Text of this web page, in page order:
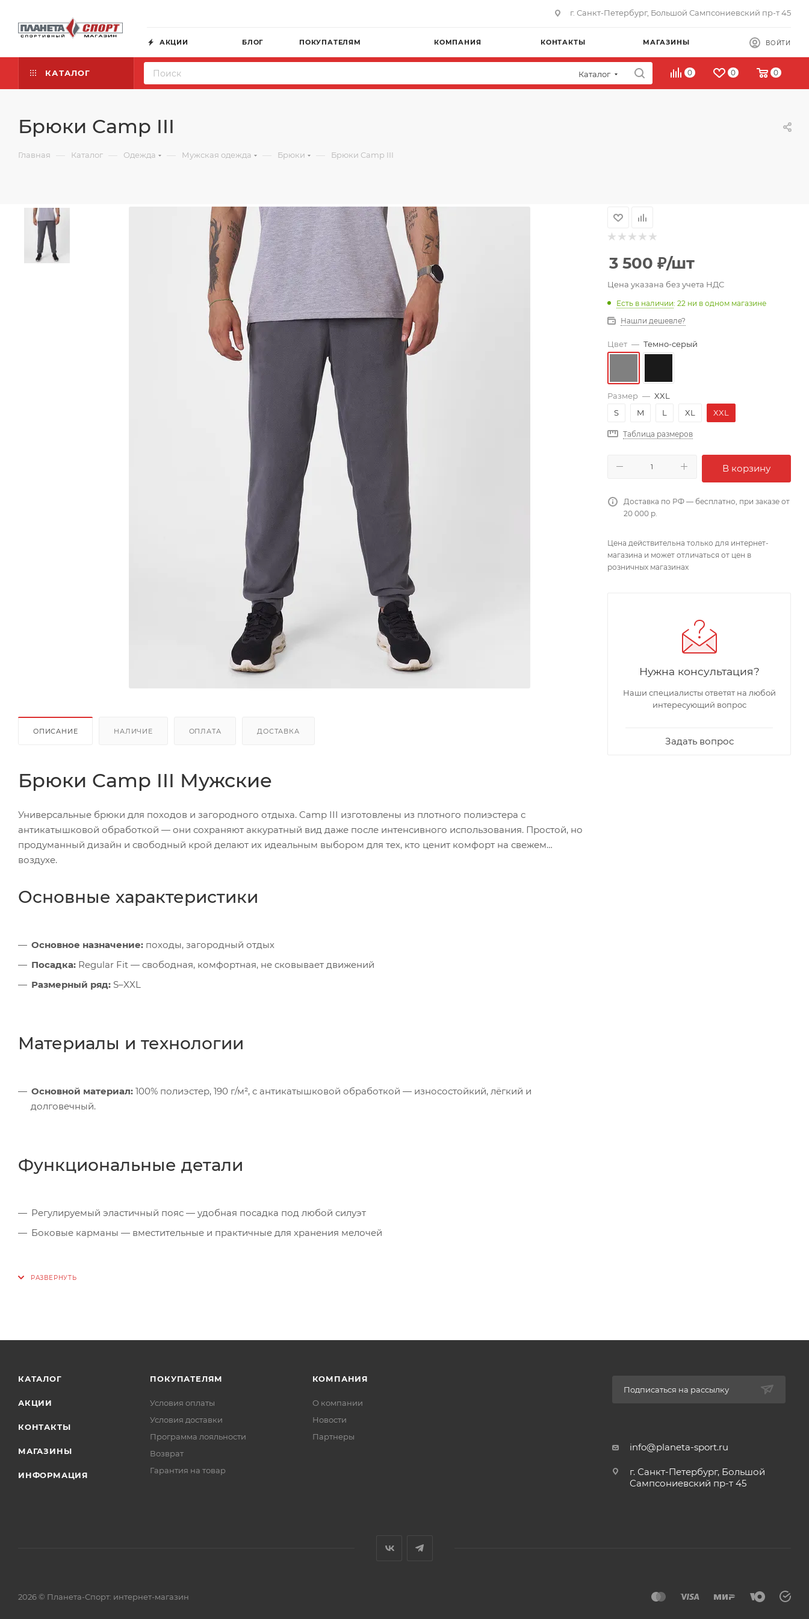
г. Санкт-Петербург, Большой Сампсониевский пр-т 45
АКЦИИ БЛОГ ПОКУПАТЕЛЯМ КОМПАНИЯ КОНТАКТЫ МАГАЗИНЫ ВОЙТИ
КАТАЛОГ Каталог 0 0 0
Брюки Camp III
Главная — Каталог — Одежда — Мужская одежда — Брюки — Брюки Camp III
ОПИСАНИЕ НАЛИЧИЕ ОПЛАТА ДОСТАВКА
Брюки Camp III Мужские
Универсальные брюки для походов и загородного отдыха. Camp III изготовлены из плотного полиэстера с
антикатышковой обработкой — они сохраняют аккуратный вид даже после интенсивного использования. Простой, но
продуманный дизайн и свободный крой делают их идеальным выбором для тех, кто ценит комфорт на свежем
воздухе.
Основные характеристики
Основное назначение: походы, загородный отдых
Посадка: Regular Fit — свободная, комфортная, не сковывает движений
Размерный ряд: S–XXL
Материалы и технологии
Основной материал: 100% полиэстер, 190 г/м², с антикатышковой обработкой — износостойкий, лёгкий и
долговечный.
Функциональные детали
Регулируемый эластичный пояс — удобная посадка под любой силуэт
Боковые карманы — вместительные и практичные для хранения мелочей
3 500 ₽/шт
Цена указана без учета НДС
Есть в наличии: 22 ни в одном магазине
Нашли дешевле?
Цвет — Темно-серый
Размер — XXL
S
M L XL XXL
Таблица размеров
В корзину
Доставка по РФ — бесплатно, при заказе от
20 000 р.
Цена действительна только для интернет-
магазина и может отличаться от цен в
розничных магазинах
Нужна консультация?
Наши специалисты ответят на любой
интересующий вопрос
Задать вопрос
КАТАЛОГ
АКЦИИ
КОНТАКТЫ
МАГАЗИНЫ
ИНФОРМАЦИЯ
ПОКУПАТЕЛЯМ
Условия оплаты
Условия доставки
Программа лояльности
Возврат
Гарантия на товар
КОМПАНИЯ
О компании
Новости
Партнеры
Подписаться на рассылку
info@planeta-sport.ru
г. Санкт-Петербург, Большой
Сампсониевский пр-т 45
2026 © Планета-Спорт: интернет-магазин